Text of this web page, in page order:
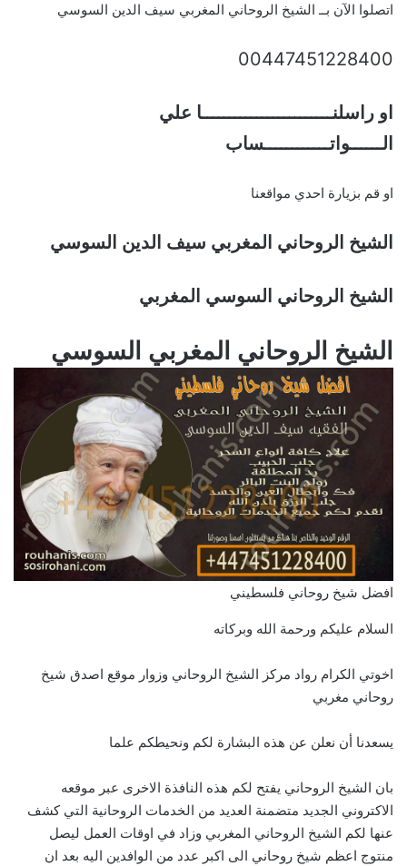
اتصلوا الآن بــ الشيخ الروحاني المغربي سيف الدين السوسي
00447451228400
او راسلنــــــــــــــــــــــــا علي
الــــــواتــــــــــــساب
او قم بزيارة احدي مواقعنا
الشيخ الروحاني المغربي سيف الدين السوسي
الشيخ الروحاني السوسي المغربي
الشيخ الروحاني المغربي السوسي
افضل شيخ روحاني فلسطيني
السلام عليكم ورحمة الله وبركاته
اخوتي الكرام رواد مركز الشيخ الروحاني وزوار موقع اصدق شيخ
روحاني مغربي
يسعدنا أن نعلن عن هذه البشارة لكم ونحيطكم علما
بان الشيخ الروحاني يفتح لكم هذه النافذة الاخرى عبر موقعه
الاكتروني الجديد متضمنة العديد من الخدمات الروحانية التي كشف
عنها لكم الشيخ الروحاني المغربي وزاد في اوقات العمل ليصل
منتوج اعظم شيخ روحاني الى اكبر عدد من الوافدين اليه بعد ان